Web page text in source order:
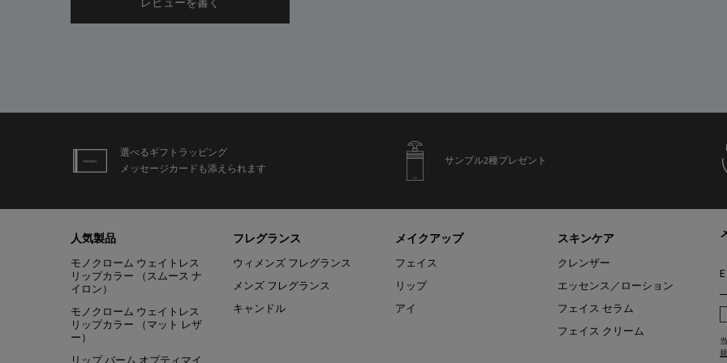
レビューを書く
選べるギフトラッピング
メッセージカードも添えられます
サンプル2種プレゼント
人気製品
モノクローム ウェイトレス
リップカラー （スムース ナ
イロン）
モノクローム ウェイトレス
リップカラー （マット レザ
ー）
フレグランス
ウィメンズ フレグランス
メンズ フレグランス
キャンドル
メイクアップ
フェイス
リップ
アイ
スキンケア
クレンザー
エッセンス／ローション
フェイス セラム
フェイス クリーム